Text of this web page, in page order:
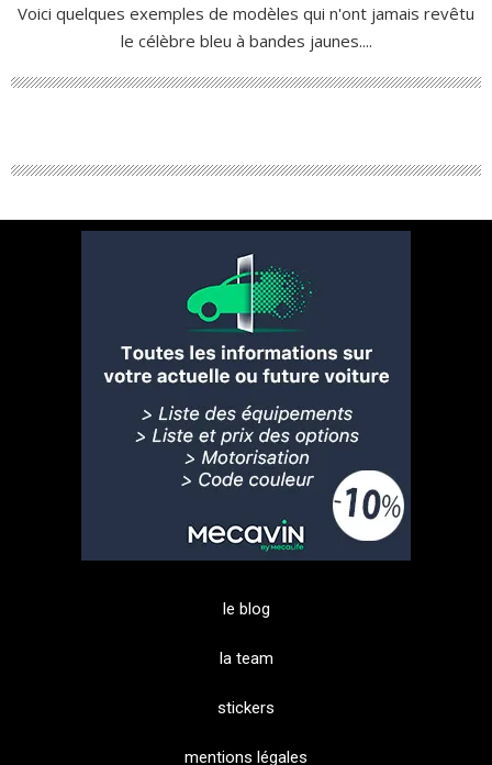
Voici quelques exemples de modèles qui n'ont jamais revêtu
le célèbre bleu à bandes jaunes....
le blog
la team
stickers
mentions légales